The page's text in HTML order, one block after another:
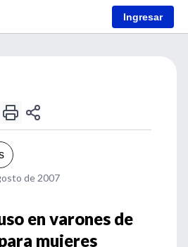
Ingresar
de 2007
en varones de
mujeres